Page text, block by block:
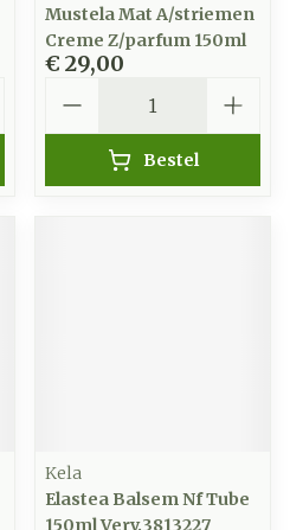
Mustela Mat A/striemen
Creme Z/parfum 150ml
€ 29,00
Bestel
Kela
Elastea Balsem Nf Tube
150ml Verv.3813227